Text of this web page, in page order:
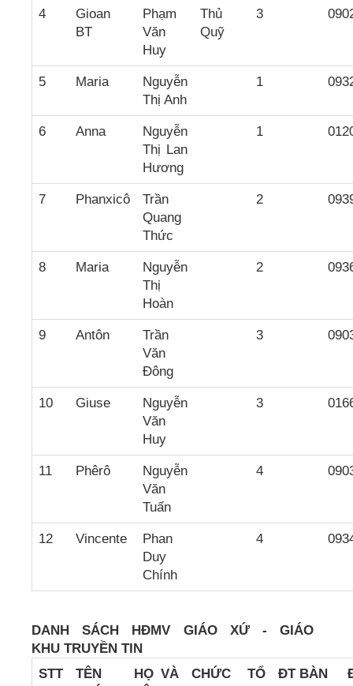
4
Gioan
BT
Phạm
Văn
Huy
Thủ
Quỹ
3
5 Maria
Nguyễn
Thị Anh
1
6 Anna
Nguyễn
Thị Lan
Hương
1
7 Phanxicô
Trần
Quang
Thức
2
8 Maria
Nguyễn
Thị
Hoàn
2
9 Antôn
Trần
Văn
Đông
3
10 Giuse
Nguyễn
Văn
Huy
3
11 Phêrô
Nguyễn
Văn
Tuấn
4
12 Vincente
Phan
Duy
Chính
4
DANH SÁCH HĐMV GIÁO XỨ - GIÁO
KHU TRUYỀN TIN
STT
TÊN
HỌ VÀ
CHỨC
TỔ ĐT BÀN